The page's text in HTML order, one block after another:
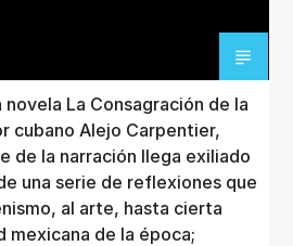
La Consagración de la
cubano Alejo Carpentier,
de la narración llega exiliado
una serie de reflexiones que
al arte, hasta cierta
mexicana de la época;